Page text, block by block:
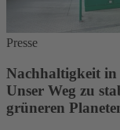
Presse
Nachhaltigkeit
Unser Weg zu
grüneren